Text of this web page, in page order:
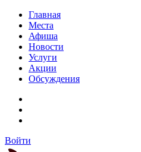
Главная
Места
Афиша
Новости
Услуги
Акции
Обсуждения
Войти